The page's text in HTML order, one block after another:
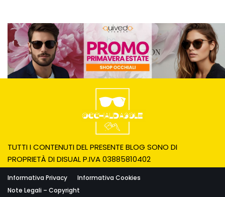
TUTTI I CONTENUTI DEL PRESENTE BLOG SONO DI
PROPRIETÀ DI DISUAL P.IVA 03885810402
Informativa Privacy
Informativa Cookies
Note Legali – Copyright